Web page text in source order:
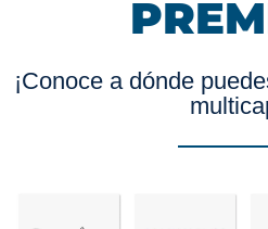
¡Conoce a dónde